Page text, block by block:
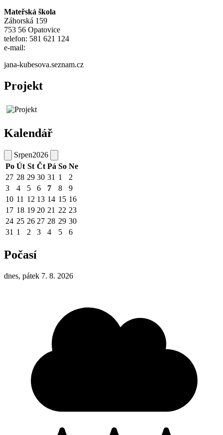
Mateřská škola
Záhorská 159
753 56 Opatovice
telefon: 581 621 124
e-mail:
jana-kubesova.seznam.cz
Projekt
Kalendář
Srpen2026
Po Út St Čt Pá So Ne
27 28 29 30 31 1
2
3
4 5 6 7 8
9
10 11 12 13 14 15 16
17 18 19 20 21 22 23
24 25 26 27 28 29 30
31 1 2 3 4 5 6
Počasí
dnes, pátek 7. 8. 2026